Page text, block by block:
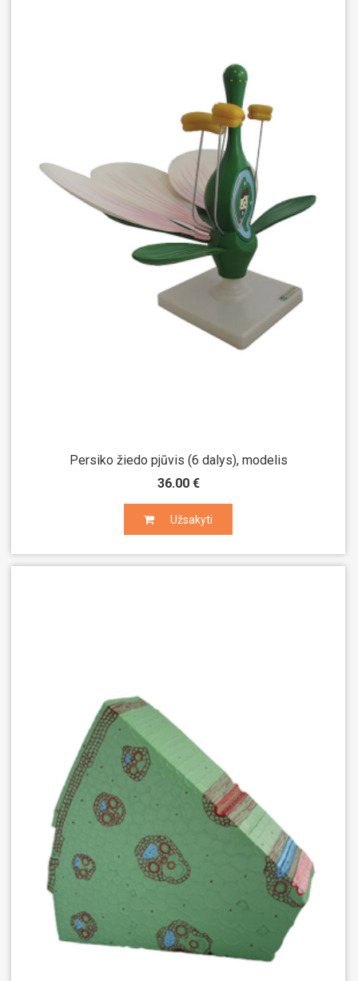
Persiko žiedo pjūvis (6 dalys), modelis
36.00 €
Užsakyti
Užsakyti